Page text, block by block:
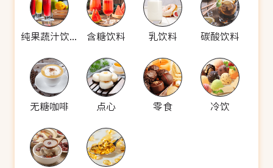
纯果蔬汁饮料 含糖饮料 乳饮料 碳酸饮料
无糖咖啡 点心 零食 冷饮